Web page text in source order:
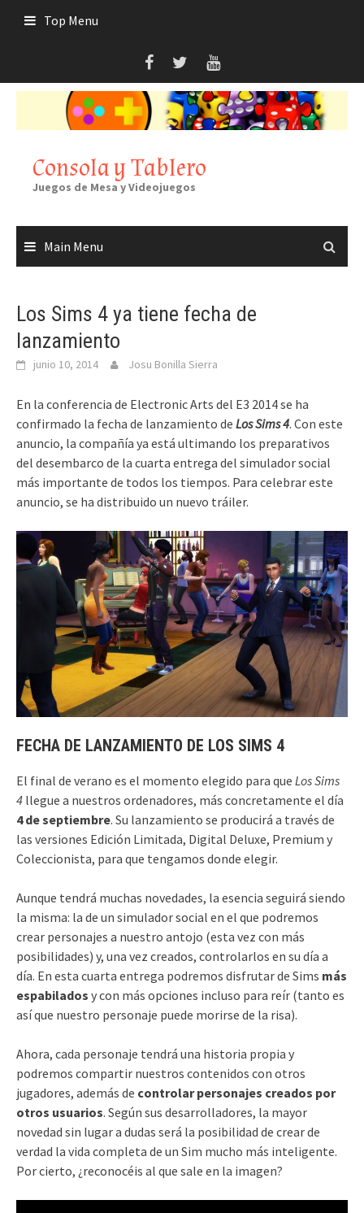
Top Menu
Consola y Tablero
Juegos de Mesa y Videojuegos
Main Menu
Los Sims 4 ya tiene fecha de
lanzamiento
junio 10, 2014 Josu Bonilla Sierra
En la conferencia de Electronic Arts del E3 2014 se ha
confirmado la fecha de lanzamiento de Los Sims 4. Con este
anuncio, la compañía ya está ultimando los preparativos
del desembarco de la cuarta entrega del simulador social
más importante de todos los tiempos. Para celebrar este
anuncio, se ha distribuido un nuevo tráiler.
FECHA DE LANZAMIENTO DE LOS SIMS 4
El final de verano es el momento elegido para que Los Sims
4 llegue a nuestros ordenadores, más concretamente el día
4 de septiembre. Su lanzamiento se producirá a través de
las versiones Edición Limitada, Digital Deluxe, Premium y
Coleccionista, para que tengamos donde elegir.
Aunque tendrá muchas novedades, la esencia seguirá siendo
la misma: la de un simulador social en el que podremos
crear personajes a nuestro antojo (esta vez con más
posibilidades) y, una vez creados, controlarlos en su día a
día. En esta cuarta entrega podremos disfrutar de Sims más
espabilados y con más opciones incluso para reír (tanto es
así que nuestro personaje puede morirse de la risa).
Ahora, cada personaje tendrá una historia propia y
podremos compartir nuestros contenidos con otros
jugadores, además de controlar personajes creados por
otros usuarios. Según sus desarrolladores, la mayor
novedad sin lugar a dudas será la posibilidad de crear de
verdad la vida completa de un Sim mucho más inteligente.
Por cierto, ¿reconocéis al que sale en la imagen?